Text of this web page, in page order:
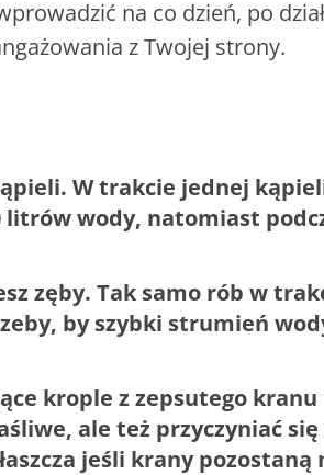
na co dzień, po
z Twojej strony.
W trakcie jednej
litrów wody, natomiast
zęby. Tak samo rób w
by szybki strumień
krople z zepsutego kranu
ale też przyczyniać
jeśli krany